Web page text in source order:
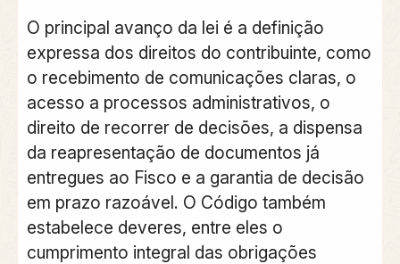
O principal avanço da lei é a definição
expressa dos direitos do contribuinte, como
o recebimento de comunicações claras, o
acesso a processos administrativos, o
direito de recorrer de decisões, a dispensa
da reapresentação de documentos já
entregues ao Fisco e a garantia de decisão
em prazo razoável. O Código também
estabelece deveres, entre eles o
cumprimento integral das obrigações